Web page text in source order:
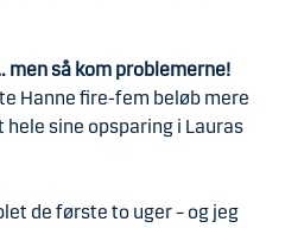
men så kom problemerne!
Hanne fire-fem beløb mere
sine opsparing i Lauras
de første to uger – og jeg